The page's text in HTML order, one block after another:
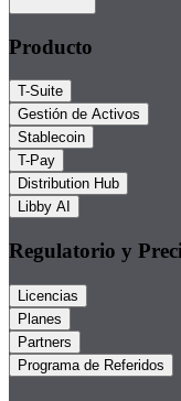
Producto
T-Suite
Gestión de Activos
Stablecoin
T-Pay
Distribution Hub
Libby AI
Regulatorio y
Licencias
Planes
Partners
Programa de Referidos